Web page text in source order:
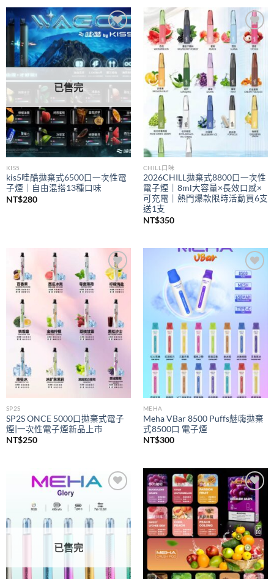
NT$300
到
NT$350
Add to
wishlist
已售完
KIS5
kis5哇酷拋棄式6500口一次性電
子煙｜自由混搭13種口味
NT$280
Add to
wishlist
CHILL口味
2026CHILL拋棄式8800口一次性
電子煙｜8ml大容量×長效口感×
可充電｜熱門爆款限時活動買6支
送1支
NT$350
Add to
wishlist
SP2S
SP2S ONCE 5000口拋棄式電子
煙|一次性電子煙新品上市
NT$250
Add to
wishlist
MEHA
Meha VBar 8500 Puffs魅嗨拋棄
式8500口 電子煙
NT$300
wishlist
已售完
Add to
wishlist